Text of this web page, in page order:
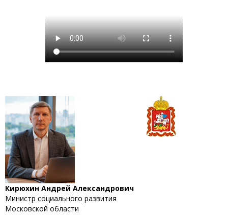
Кирюхин Андрей Александрович
Министр социального развития
Московской области